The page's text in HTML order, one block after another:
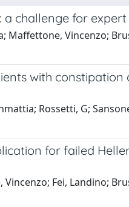
challenge for
Maffettone, Vincenzo;
with
Rossetti, G;
for failed
Fei, Landino;